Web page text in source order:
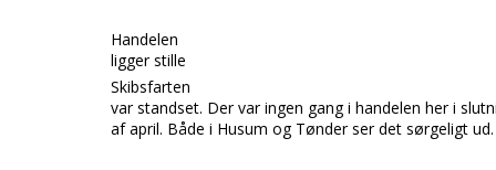
Handelen
ligger stille
Skibsfarten
var standset. Der var ingen gang i handelen her i
af april. Både i Husum og Tønderser det sørgeligt ud.